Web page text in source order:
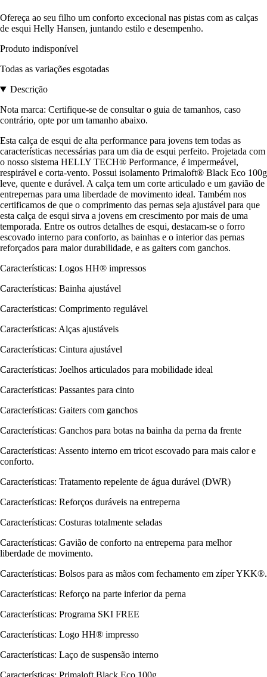
Ofereça ao seu filho um conforto excecional nas pistas com as calças
de esqui Helly Hansen, juntando estilo e desempenho.
Produto indisponível
Todas as variações esgotadas
Descrição
Nota marca: Certifique-se de consultar o guia de tamanhos, caso
contrário, opte por um tamanho abaixo.
Esta calça de esqui de alta performance para jovens tem todas as
características necessárias para um dia de esqui perfeito. Projetada com
o nosso sistema HELLY TECH® Performance, é impermeável,
respirável e corta-vento. Possui isolamento Primaloft® Black Eco 100g
leve, quente e durável. A calça tem um corte articulado e um gavião de
entrepernas para uma liberdade de movimento ideal. Também nos
certificamos de que o comprimento das pernas seja ajustável para que
esta calça de esqui sirva a jovens em crescimento por mais de uma
temporada. Entre os outros detalhes de esqui, destacam-se o forro
escovado interno para conforto, as bainhas e o interior das pernas
reforçados para maior durabilidade, e as gaiters com ganchos.
Características: Logos HH® impressos
Características: Bainha ajustável
Características: Comprimento regulável
Características: Alças ajustáveis
Características: Cintura ajustável
Características: Joelhos articulados para mobilidade ideal
Características: Passantes para cinto
Características: Gaiters com ganchos
Características: Ganchos para botas na bainha da perna da frente
Características: Assento interno em tricot escovado para mais calor e
conforto.
Características: Tratamento repelente de água durável (DWR)
Características: Reforços duráveis na entreperna
Características: Costuras totalmente seladas
Características: Gavião de conforto na entreperna para melhor
liberdade de movimento.
Características: Bolsos para as mãos com fechamento em zíper YKK®.
Características: Reforço na parte inferior da perna
Características: Programa SKI FREE
Características: Logo HH® impresso
Características: Laço de suspensão interno